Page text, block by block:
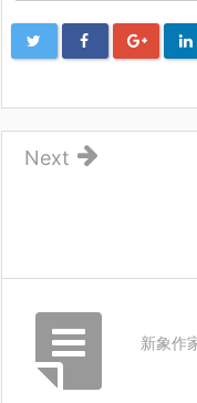
Next
新象作